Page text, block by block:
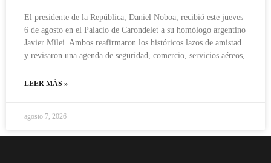
El presidente de la República, Daniel Noboa, recibió este jueves
6 de agosto en el Palacio de Carondelet a su homólogo argentino
Javier Milei. Ambos reafirmaron los históricos lazos de amistad
y revisaron una agenda de seguridad, comercio, servicios aéreos,
LEER MÁS »
agosto 7, 2026